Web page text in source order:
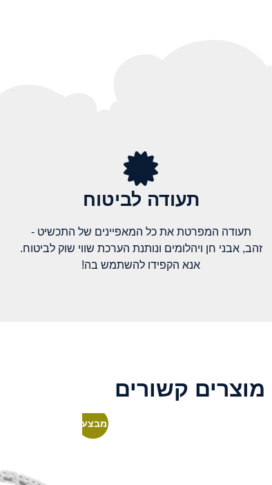
תעודה לביטוח
תעודה המפרטת את כל המאפיינים של התכשיט -
זהב, אבני חן ויהלומים ונותנת הערכת שווי שוק לביטוח.
אנא הקפידו להשתמש בה!
מוצרים קשורים
מבצע!